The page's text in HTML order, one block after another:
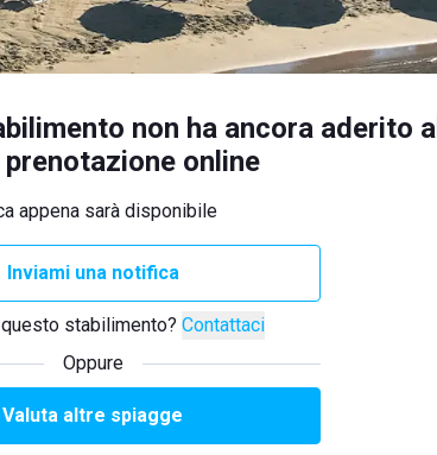
non ha ancora aderito al
online
appena sarà disponibile
Inviami una notifica
stabilimento? Contattaci
Oppure
Valuta altre spiagge